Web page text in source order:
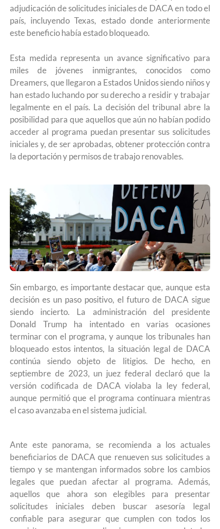
adjudicación de solicitudes iniciales de DACA en todo el
país, incluyendo Texas, estado donde anteriormente
este beneficio había estado bloqueado.
Esta medida representa un avance significativo para
miles de jóvenes inmigrantes, conocidos como
Dreamers, que llegaron a Estados Unidos siendo niños y
han estado luchando por su derecho a residir y trabajar
legalmente en el país. La decisión del tribunal abre la
posibilidad para que aquellos que aún no habían podido
acceder al programa puedan presentar sus solicitudes
iniciales y, de ser aprobadas, obtener protección contra
la deportación y permisos de trabajo renovables.
Sin embargo, es importante destacar que, aunque esta
decisión es un paso positivo, el futuro de DACA sigue
siendo incierto. La administración del presidente
Donald Trump ha intentado en varias ocasiones
terminar con el programa, y aunque los tribunales han
bloqueado estos intentos, la situación legal de DACA
continúa siendo objeto de litigios. De hecho, en
septiembre de 2023, un juez federal declaró que la
versión codificada de DACA violaba la ley federal,
aunque permitió que el programa continuara mientras
el caso avanzaba en el sistema judicial.
Ante este panorama, se recomienda a los actuales
beneficiarios de DACA que renueven sus solicitudes a
tiempo y se mantengan informados sobre los cambios
legales que puedan afectar al programa. Además,
aquellos que ahora son elegibles para presentar
solicitudes iniciales deben buscar asesoría legal
confiable para asegurar que cumplen con todos los